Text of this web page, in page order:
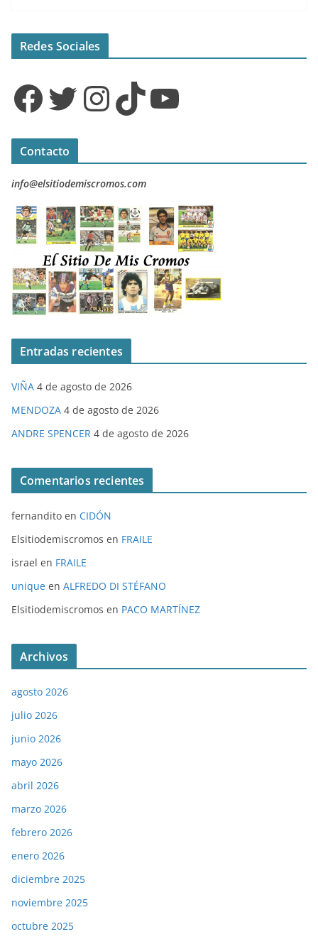
Redes Sociales
Facebook Twitter InstagramTikTok YouTube
Contacto
info@elsitiodemiscromos.com
Entradas recientes
VIÑA 4 de agosto de 2026
MENDOZA 4 de agosto de 2026
ANDRE SPENCER 4 de agosto de 2026
Comentarios recientes
fernandito en CIDÓN
Elsitiodemiscromos en FRAILE
israel en FRAILE
unique en ALFREDO DI STÉFANO
Elsitiodemiscromos en PACO MARTÍNEZ
Archivos
agosto 2026
julio 2026
junio 2026
mayo 2026
abril 2026
marzo 2026
febrero 2026
enero 2026
diciembre 2025
noviembre 2025
octubre 2025